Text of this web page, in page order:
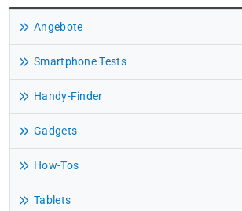
Angebote
Smartphone Tests
Handy-Finder
Gadgets
How-Tos
Tablets